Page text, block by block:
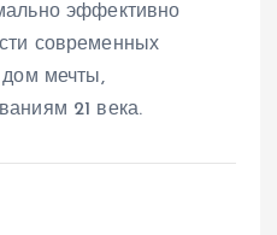
эффективно
современных
дом мечты,
21 века.